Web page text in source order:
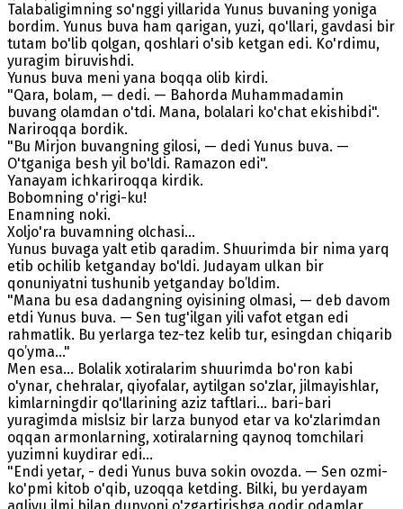
Talabaligimning so'nggi yillarida Yunus buvaning yoniga
bordim. Yunus buva ham qarigan, yuzi, qo'llari, gavdasi bir
tutam bo'lib qolgan, qoshlari o'sib ketgan edi. Ko'rdimu,
yuragim biruvishdi.
Yunus buva meni yana boqqa olib kirdi.
"Qara, bolam, — dedi. — Bahorda Muhammadamin
buvang olamdan o'tdi. Mana, bolalari ko'chat ekishibdi".
Nariroqqa bordik.
"Bu Mirjon buvangning gilosi, — dedi Yunus buva. —
O'tganiga besh yil bo'ldi. Ramazon edi".
Yanayam ichkariroqqa kirdik.
Bobomning o'rigi-ku!
Enamning noki.
Xoljo'ra buvamning olchasi...
Yunus buvaga yalt etib qaradim. Shuurimda bir nima yarq
etib ochilib ketganday bo'ldi. Judayam ulkan bir
qonuniyatni tushunib yetganday bo’ldim.
"Mana bu esa dadangning oyisining olmasi, — deb davom
etdi Yunus buva. — Sen tug'ilgan yili vafot etgan edi
rahmatlik. Bu yerlarga tez-tez kelib tur, esingdan chiqarib
qo’yma..."
Men esa... Bolalik xotiralarim shuurimda bo'ron kabi
o'ynar, chehralar, qiyofalar, aytilgan so'zlar, jilmayishlar,
kimlarningdir qo'llarining aziz taftlari... bari-bari
yuragimda mislsiz bir larza bunyod etar va ko'zlarimdan
oqqan armonlarning, xotiralarning qaynoq tomchilari
yuzimni kuydirar edi...
"Endi yetar, - dedi Yunus buva sokin ovozda. — Sen ozmi-
ko'pmi kitob o'qib, uzoqqa ketding. Bilki, bu yerdayam
aqliyu ilmi bilan dunyoni o'zgartirishga qodir odamlar